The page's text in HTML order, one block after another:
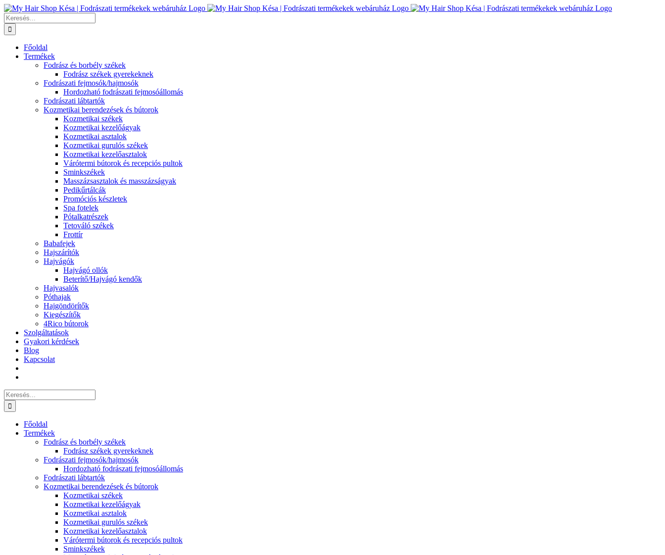
Kihagyás
Keresés...
Főoldal
Termékek
Fodrász és borbély székek
Fodrász székek gyerekeknek
Fodrászati fejmosók/hajmosók
Hordozható fodrászati fejmosóállomás
Fodrászati lábtartók
Kozmetikai berendezések és bútorok
Kozmetikai székek
Kozmetikai kezelőágyak
Kozmetikai asztalok
Kozmetikai gurulós székek
Kozmetikai kezelőasztalok
Várótermi bútorok és recepciós pultok
Sminkszékek
Masszázsasztalok és masszázságyak
Pedikűrtálcák
Promóciós készletek
Spa fotelek
Pótalkatrészek
Tetováló székek
Frottír
Babafejek
Hajszárítók
Hajvágók
Hajvágó ollók
Beterítő/Hajvágó kendők
Hajvasalók
Póthajak
Hajgöndörítők
Kiegészítők
4Rico bútorok
Szolgáltatások
Gyakori kérdések
Blog
Kapcsolat
Keresés...
Főoldal
Termékek
Fodrász és borbély székek
Fodrász székek gyerekeknek
Fodrászati fejmosók/hajmosók
Hordozható fodrászati fejmosóállomás
Fodrászati lábtartók
Kozmetikai berendezések és bútorok
Kozmetikai székek
Kozmetikai kezelőágyak
Kozmetikai asztalok
Kozmetikai gurulós székek
Kozmetikai kezelőasztalok
Várótermi bútorok és recepciós pultok
Sminkszékek